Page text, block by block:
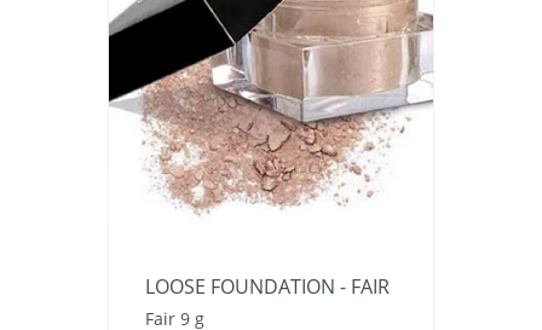
LOOSE FOUNDATION - FAIR
Fair 9 g